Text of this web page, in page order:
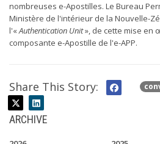
nombreuses e-Apostilles. Le Bureau
Ministère de l'intérieur de la Nouvelle-
l'«Authentication Unit», de cette mise en
composante e-Apostille de l'e-APP.
Share This Story:
ARCHIVE